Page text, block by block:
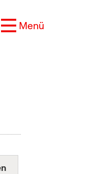
Menü